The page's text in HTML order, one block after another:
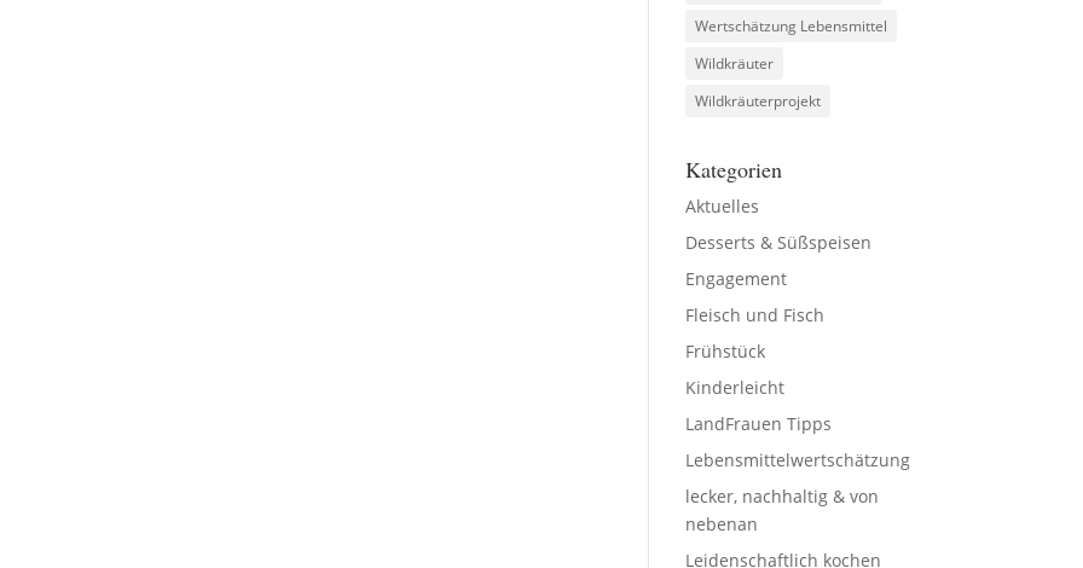
Wertschätzung Lebensmittel
Wildkräuter
Wildkräuterprojekt
Kategorien
Aktuelles
Desserts & Süßspeisen
Engagement
Fleisch und Fisch
Frühstück
Kinderleicht
LandFrauen Tipps
Lebensmittelwertschätzung
lecker, nachhaltig & von
nebenan
Leidenschaftlich kochen